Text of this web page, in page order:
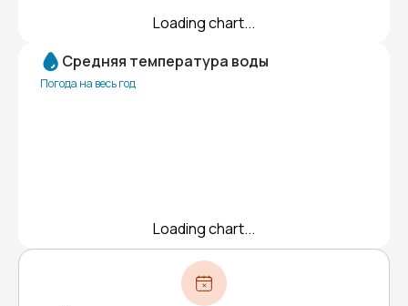
Loading chart...
Средняя температура воды
Погода на весь год
Loading chart...